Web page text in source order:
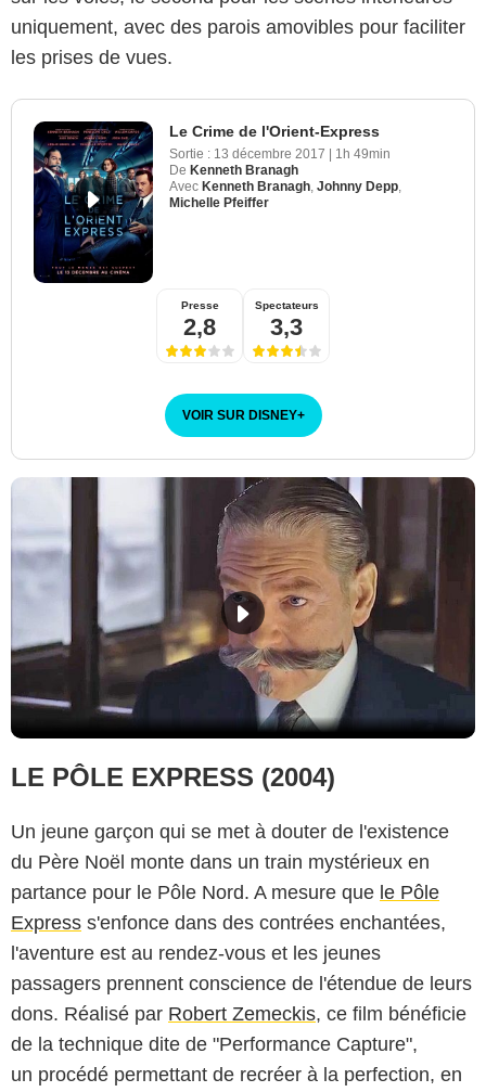
uniquement, avec des parois amovibles pour faciliter
les prises de vues.
Le Crime de l'Orient-Express
Sortie : 13 décembre 2017
1h 49min
De Kenneth Branagh
Avec Kenneth Branagh, Johnny Depp,
Michelle Pfeiffer
Presse
2,8
Spectateurs
3,3
VOIR SUR DISNEY+
LE PÔLE EXPRESS (2004)
Un jeune garçon qui se met à douter de l'existence
du Père Noël monte dans un train mystérieux en
partance pour le Pôle Nord. A mesure que le Pôle
Express s'enfonce dans des contrées enchantées,
l'aventure est au rendez-vous et les jeunes
passagers prennent conscience de l'étendue de leurs
dons. Réalisé par Robert Zemeckis, ce film bénéficie
de la technique dite de "Performance Capture",
un procédé permettant de recréer à la perfection, en